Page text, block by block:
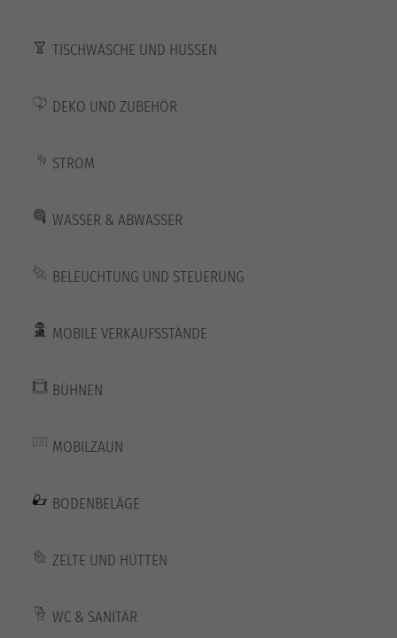
TISCHWÄSCHE UND HUSSEN
DEKO UND ZUBEHÖR
STROM
WASSER & ABWASSER
BELEUCHTUNG UND STEUERUNG
MOBILE VERKAUFSSTÄNDE
BÜHNEN
MOBILZAUN
BODENBELÄGE
ZELTE UND HÜTTEN
WC & SANITÄR